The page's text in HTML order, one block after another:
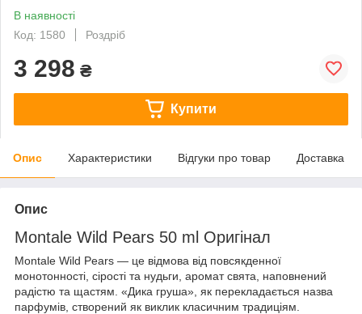
В наявності
Код: 1580
Роздріб
3 298 ₴
Купити
Опис Характеристики Відгуки про товар Доставка
Опис
Montale Wild Pears 50 ml Оригінал
Montale Wild Pears — це відмова від повсякденної
монотонності, сірості та нудьги, аромат свята, наповнений
радістю та щастям. «Дика груша», як перекладається назва
парфумів, створений як виклик класичним традиціям.